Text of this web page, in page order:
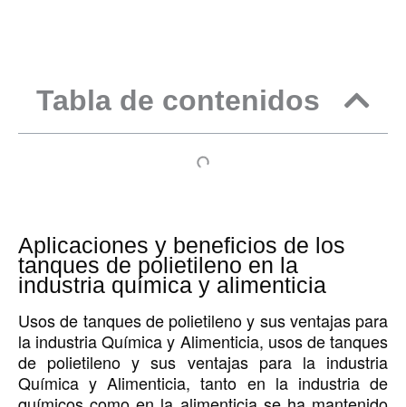
Tabla de contenidos
Aplicaciones y beneficios de los
tanques de polietileno en la
industria química y alimenticia
Usos de tanques de polietileno y sus ventajas para
la industria Química y Alimenticia, usos de tanques
de polietileno y sus ventajas para la industria
Química y Alimenticia, tanto en la industria de